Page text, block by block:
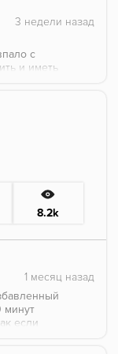
с
и иметь
8.2k
минут
если